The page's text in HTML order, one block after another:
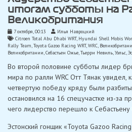
итогам субботы на
Великобритания
7 октября, 00:13
Илья Навроцкий
Citroen Total Abu Dhabi WRT, Hyundai Shell Mobis
Rally Team,Toyota Gazoo Racing WRT,WRC,
Великобритании,Себастьен Ожье,Тьерри Невиль,Уэльс,
Во второй половине субботы лидер
мира по ралли WRC Отт Тянак увидел,
четвертую победу кряду были
остановился на 16 спецучастке из-за
чего лидерство перешло к
Эстонский гонщик «Toyota Gazoo